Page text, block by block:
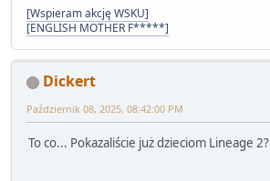
[Wspieram akcję WSKU]
[ENGLISH MOTHER F*****]
Dickert
Październik 08, 2025, 08:42:00 PM
To co... Pokazaliście już dzieciom Lineage 2?